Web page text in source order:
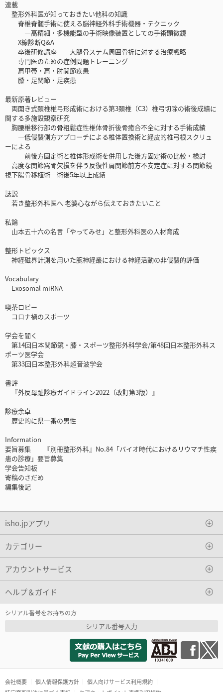
連載
整形外科医が知っておきたい他科の知識
脊椎脊髄手術に使える脳神経外科手術機器・テクニック
―高精細・多機能型の手術映像装置としての手術顕微鏡
X線診断Q&A
卒後研修講座 大腿骨ステム周囲骨折に対する治療戦略
専門医のための症例問題トレーニング
肩甲帯・肩・肘関節疾患
膝・足関節・足疾患
最新原著レビュー
両開き式頚椎椎弓形成術における第3頚椎（C3）椎弓切除の術後成績に
関する多施設観察研究
胸腰椎移行部の骨粗鬆症性椎体骨折後骨癒合不全に対する手術成績
―低侵襲側方アプローチによる椎体置換術と経皮的椎弓根スクリュ
ーによる
前後方固定術と椎体形成術を併用した後方固定術の比較・検討
高度な関節窩骨欠損を伴う反復性肩関節前方不安定症に対する関節鏡
視下腸骨移植術―術後5年以上成績
誌説
若き整形外科医へ 老婆心ながら伝えておきたいこと
私論
山本五十六の名言「やってみせ」と整形外科医の人材育成
整形トピックス
神経磁界計測を用いた腕神経叢における神経活動の非侵襲的評価
Vocabulary
Exosomal miRNA
喫茶ロビー
コロナ禍のスポーツ
学会を聞く
第14回日本関節鏡・膝・スポーツ整形外科学会/第48回日本整形外科ス
ポーツ医学会
第33回日本整形外科超音波学会
書評
『外反母趾診療ガイドライン2022（改訂第3版）』
診療余卓
歴史的に県一番の男性
Information
要旨募集 『別冊整形外科』No.84「バイオ時代におけるリウマチ性疾
患の診療」要旨募集
学会告知板
寄稿のさだめ
編集後記
isho.jpアプリ
カテゴリー
アカウントサービス
ヘルプ＆ガイド
シリアル番号をお持ちの方
シリアル番号入力
会社概要 個人情報保護方針
個人向けサービス利用規約